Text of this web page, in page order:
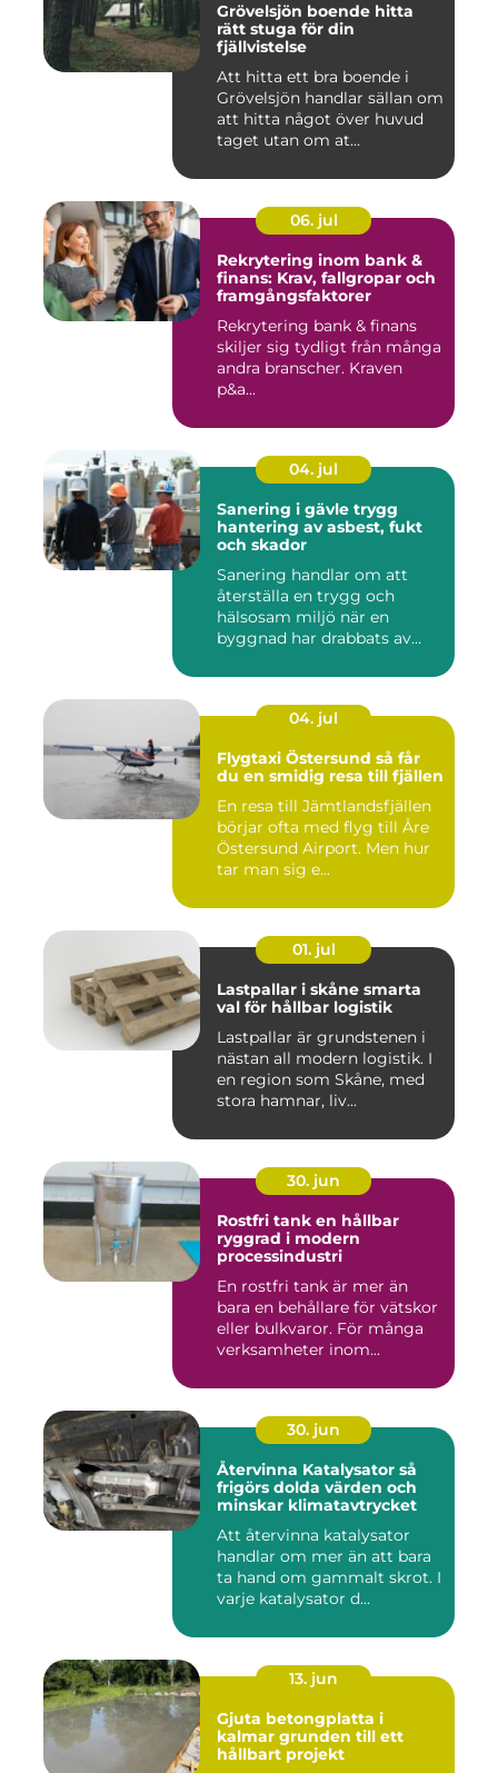
Grövelsjön boende hitta
rätt stuga för din
fjällvistelse
Att hitta ett bra boende i
Grövelsjön handlar sällan om
att hitta något över huvud
taget utan om at...
06. jul
Rekrytering inom bank &
finans: Krav, fallgropar och
framgångsfaktorer
Rekrytering bank & finans
skiljer sig tydligt från många
andra branscher. Kraven
p&a...
04. jul
Sanering i gävle trygg
hantering av asbest, fukt
och skador
Sanering handlar om att
återställa en trygg och
hälsosam miljö när en
byggnad har drabbats av
04. jul
Flygtaxi Östersund så får
du en smidig resa till fjällen
En resa till Jämtlandsfjällen
börjar ofta med flyg till Åre
Östersund Airport. Men hur
tar man sig e...
01. jul
Lastpallar i skåne smarta
val för hållbar logistik
Lastpallar är grundstenen i
nästan all modern logistik. I
en region som Skåne, med
stora hamnar, liv...
30. jun
Rostfri tank en hållbar
ryggrad i modern
processindustri
En rostfri tank är mer än
bara en behållare för vätskor
eller bulkvaror. För många
verksamheter inom...
30. jun
Återvinna Katalysator så
frigörs dolda värden och
minskar klimatavtrycket
Att återvinna katalysator
handlar om mer än att bara
ta hand om gammalt skrot. I
varje katalysator d...
13. jun
Gjuta betongplatta i
kalmar grunden till ett
hållbart projekt